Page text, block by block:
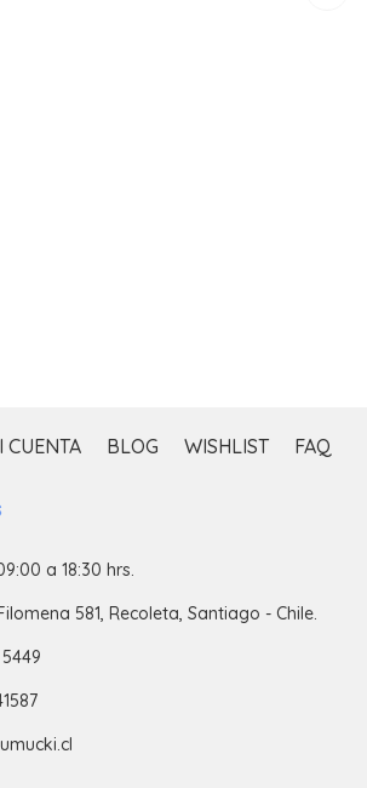
CUENTA BLOG WISHLIST FAQ
a 18:30 hrs.
581, Recoleta, Santiago - Chile.